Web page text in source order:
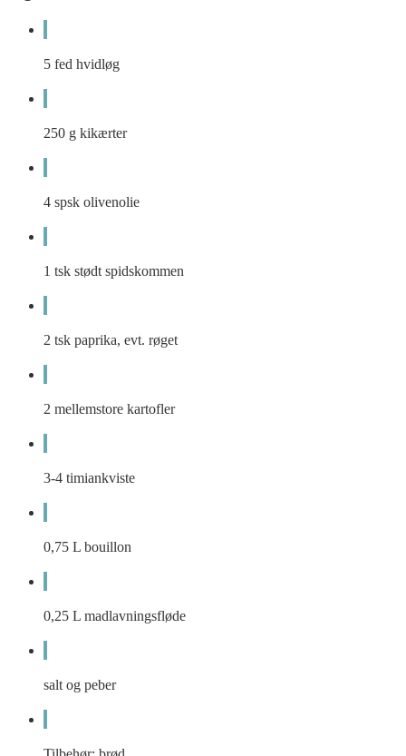
5 fed hvidløg
250 g kikærter
4 spsk olivenolie
1 tsk stødt spidskommen
2 tsk paprika, evt. røget
2 mellemstore kartofler
3-4 timiankviste
0,75 L bouillon
0,25 L madlavningsfløde
salt og peber